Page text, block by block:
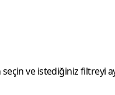
ve istediğiniz filtreyi